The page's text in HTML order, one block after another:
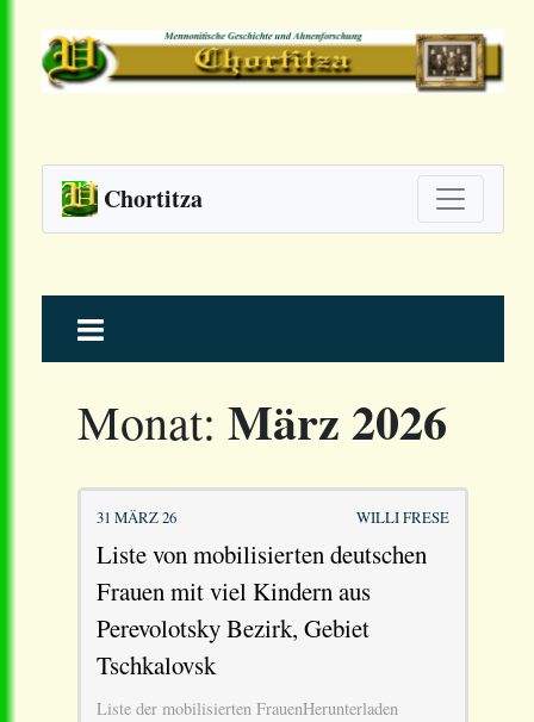
Chortitza
to
Monat: März 2026
31 MÄRZ 26 WILLI FRESE
Liste von mobilisierten deutschen
Frauen mit viel Kindern aus
Perevolotsky Bezirk, Gebiet
Tschkalovsk
Liste der mobilisierten FrauenHerunterladen